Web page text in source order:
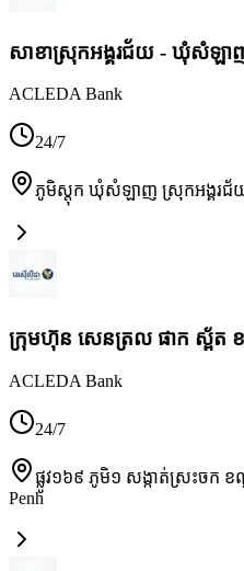
សាខាស្រុកអង្គរជ័យ - ឃុំសំឡា
ACLEDA Bank
24/7
ភូមិស្តុក ឃុំសំឡាញ ស្រុកអង្គរជ័យ
ក្រុមហ៊ុន សេនត្រល ផាក ស្ព័ត
ACLEDA Bank
24/7
ផ្លូវ១៦៩ ភូមិ១ សង្កាត់ស្រះចក ខ
Penh